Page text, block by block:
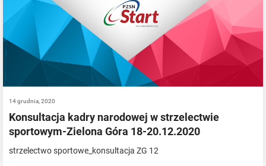
14 grudnia, 2020
Konsultacja kadry narodowej w strzelectwie
sportowym-Zielona Góra 18-20.12.2020
strzelectwo sportowe_konsultacja ZG 12